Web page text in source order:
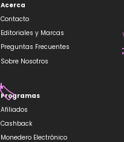
Acerca
Contacto
Editoriales y Marcas
Preguntas Frecuentes
Sobre Nosotros
Programas
Afiliados
Cashback
Monedero Electrónico
🏷️